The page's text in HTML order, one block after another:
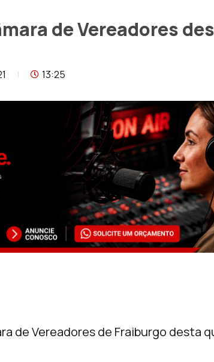
de Vereadores
13:25
de Vereadores de Fraiburgo desta